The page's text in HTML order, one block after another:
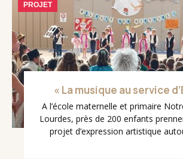
PROJET
« La musique au service
A l’école maternelle et primaire
Lourdes, près de 200 enfants
projet d’expression artistique